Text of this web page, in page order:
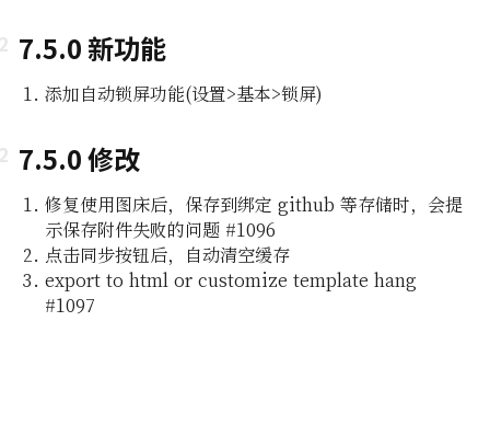
7.5.0 新功能
添加自动锁屏功能(设置>基本>锁屏)
7.5.0 修改
修复使用图床后，保存到绑定 github 等存储时，会提
示保存附件失败的问题 #1096
点击同步按钮后，自动清空缓存
export to html or customize template hang
#1097